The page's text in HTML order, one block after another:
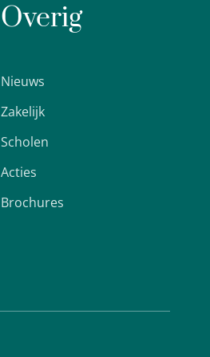
Overig
Nieuws
Zakelijk
Scholen
Acties
Brochures